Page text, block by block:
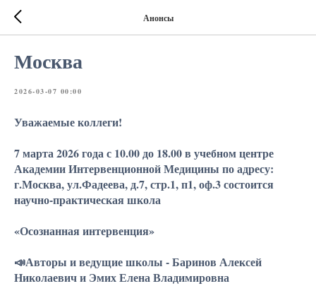
Анонсы
Москва
2026-03-07 00:00
Уважаемые коллеги!
7 марта 2026 года с 10.00 до 18.00 в учебном центре
Академии Интервенционной Медицины по адресу:
г.Москва, ул.Фадеева, д.7, стр.1, п1, оф.3 состоится
научно-практическая школа
«Осознанная интервенция»
📣Авторы и ведущие школы - Баринов Алексей
Николаевич и Эмих Елена Владимировна